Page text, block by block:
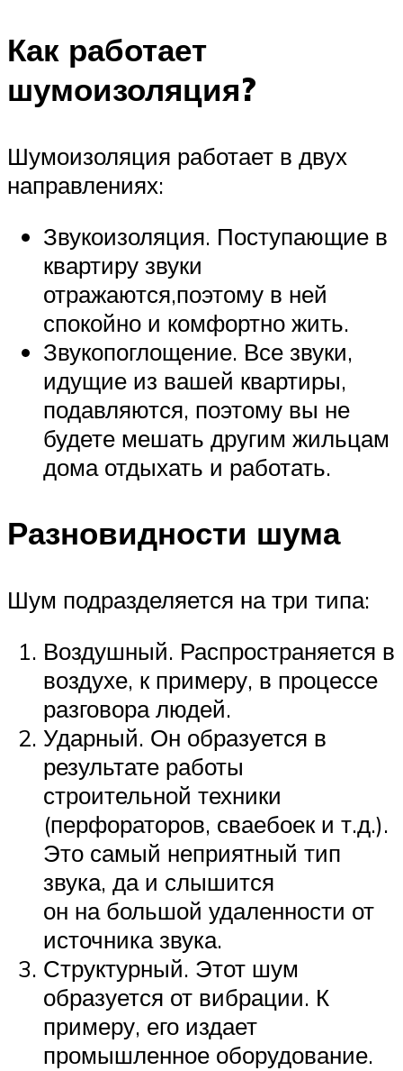
Как работает
шумоизоляция?
Шумоизоляция работает в двух
направлениях:
Звукоизоляция. Поступающие в
квартиру звуки
отражаются,поэтому в ней
спокойно и комфортно жить.
Звукопоглощение. Все звуки,
идущие из вашей квартиры,
подавляются, поэтому вы не
будете мешать другим жильцам
дома отдыхать и работать.
Разновидности шума
Шум подразделяется на три типа:
Воздушный. Распространяется в
воздухе, к примеру, в процессе
разговора людей.
Ударный. Он образуется в
результате работы
строительной техники
(перфораторов, сваебоек и т.д.).
Это самый неприятный тип
звука, да и слышится
он на большой удаленности от
источника звука.
Структурный. Этот шум
образуется от вибрации. К
примеру, его издает
промышленное оборудование.